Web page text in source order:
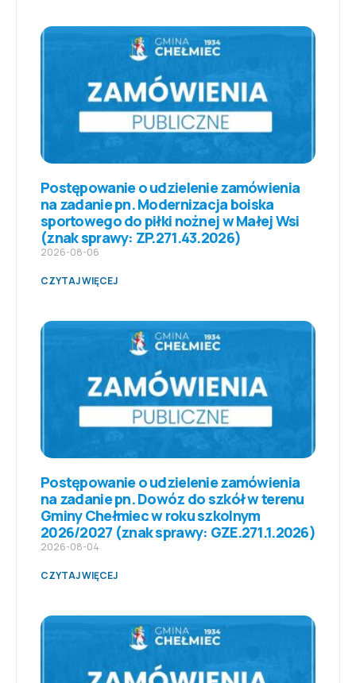
Postępowanie o udzielenie zamówienia
na zadanie pn. Modernizacja boiska
sportowego do piłki nożnej w Małej Wsi
(znak sprawy: ZP.271.43.2026)
2026-08-06
CZYTAJ WIĘCEJ
Postępowanie o udzielenie zamówienia
na zadanie pn. Dowóz do szkół w terenu
Gminy Chełmiec w roku szkolnym
2026/2027 (znak sprawy: GZE.271.1.2026)
2026-08-04
CZYTAJ WIĘCEJ